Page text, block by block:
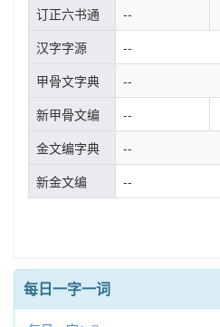
订正六书通
--
汉字字源
--
甲骨文字典
--
新甲骨文编
--
金文编字典
--
新金文编
--
每日一字一词